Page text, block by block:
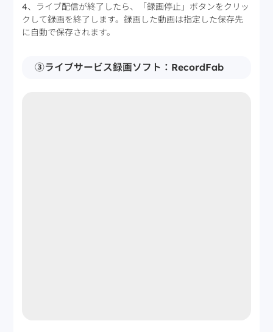
4、ライブ配信が終了したら、「録画停止」ボタンをクリッ
クして録画を終了します。録画した動画は指定した保存先
に自動で保存されます。
③ライブサービス録画ソフト：RecordFab